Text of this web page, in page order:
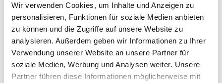
Wir verwenden Cookies, um Inhalte und Anzeigen zu
personalisieren, Funktionen für soziale Medien anbieten
zu können und die Zugriffe auf unsere Website zu
analysieren. Außerdem geben wir Informationen zu Ihrer
Verwendung unserer Website an unsere Partner für
soziale Medien, Werbung und Analysen weiter. Unsere
Partner führen diese Informationen möglicherweise mit
Telefon: 0049531261560
Telefax: 00495312615609
info@das-immobilienhaus.de